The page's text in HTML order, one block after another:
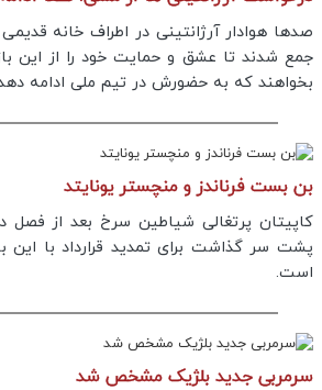
صدها هوادار آرژانتینی در اطراف خانه
جمع شدند تا عشق و حمایت خود را از این
بخواهند که به حضورش در تیم ملی ادامه
بن بست فرناندز و منچستر یونایتد
کاپیتان پرتغالی شیاطین سرخ بعد از فصل
پشت سر گذاشت برای تمدید قرارداد با
است.
سرمربی جدید بلژیک مشخص شد